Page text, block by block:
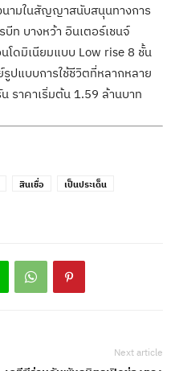
ามในสัญญาสนับสนุนทางการ
บีท บางหว้า อินเตอร์เชนจ์
โดมิเนียมแบบ Low rise 8 ชั้น
ปแบบการใช้ชีวิตที่หลากหลาย
ราคาเริ่มต้น 1.59 ล้านบาท
สินเชื่อ
เป็นประเด็น
Next article